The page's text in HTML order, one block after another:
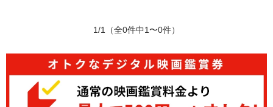
1/1 （全0件中1〜0件）